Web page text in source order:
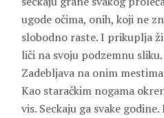
ugode očima, onih, koji ne
slobodno raste. I prikuplja
liči na svoju podzemnu
Zadebljava na onim
Kao staračkim nogama
vis. Seckaju ga svake